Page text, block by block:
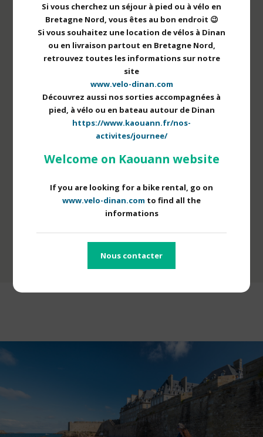
(sécurisé, pas de voitures, peu de
dénivelé)
L’option vélo à assistance électrique
possible
Des moments de partage et de
convivialité pour fédérer vos équipes
Un déjeuner gourmand à base de
produits artisanaux, locaux et bios
L’équipe Kaouann : une expertise du
territoire pour vous fournir une
Infos techniques
DÉCOUVRIR
Si vous cherchez un séjour à pied ou à vélo en
Bretagne Nord, vous êtes au bon endroit 😉
Si vous souhaitez une location de vélos à Dinan
ou en livraison partout en Bretagne Nord,
retrouvez toutes les informations sur notre
site
www.velo-dinan.com
Découvrez aussi nos sorties accompagnées à
pied, à vélo ou en bateau autour de Dinan
https://www.kaouann.fr/nos-
activites/journee/
Welcome on Kaouann website
If you are looking for a bike rental, go on
www.velo-dinan.com to find all the
informations
Nous contacter